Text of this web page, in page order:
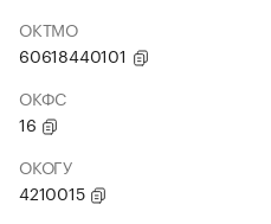
ОКТМО
60618440101
ОКФС
16
ОКОГУ
4210015